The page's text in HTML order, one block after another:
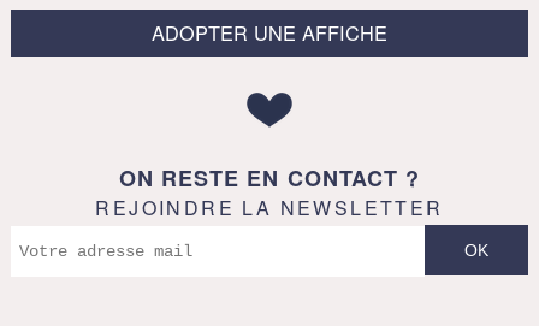
ADOPTER UNE AFFICHE
ON RESTE EN CONTACT ?
REJOINDRE LA NEWSLETTER